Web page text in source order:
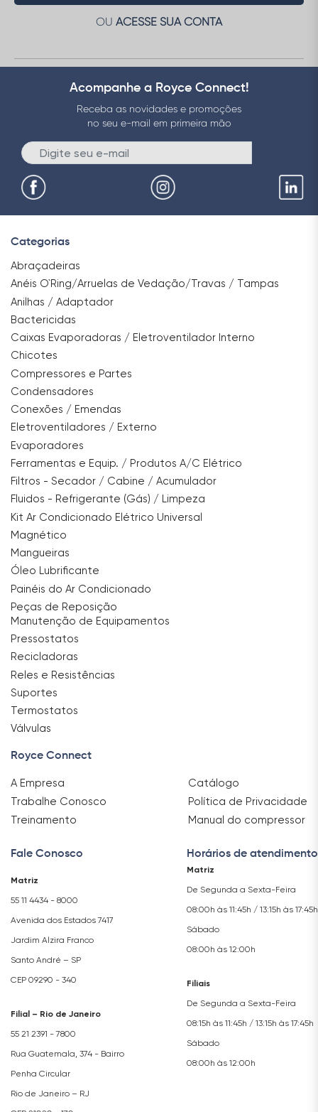
OU ACESSE SUA CONTA
Acompanhe a Royce Connect!
Receba as novidades e promoções
no seu e-mail em primeira mão
Categorias
Abraçadeiras
Anéis O`Ring/Arruelas de Vedação/Travas / Tampas
Anilhas / Adaptador
Bactericidas
Caixas Evaporadoras / Eletroventilador Interno
Chicotes
Compressores e Partes
Condensadores
Conexões / Emendas
Eletroventiladores / Externo
Evaporadores
Ferramentas e Equip. / Produtos A/C Elétrico
Filtros - Secador / Cabine / Acumulador
Fluidos - Refrigerante (Gás) / Limpeza
Kit Ar Condicionado Elétrico Universal
Magnético
Mangueiras
Óleo Lubrificante
Painéis do Ar Condicionado
Peças de Reposição
Manutenção de Equipamentos
Pressostatos
Recicladoras
Reles e Resistências
Suportes
Termostatos
Válvulas
Royce Connect
A Empresa
Trabalhe Conosco
Treinamento
Catálogo
Política de Privacidade
Manual do compressor
Fale Conosco
Matriz
55 11 4434 - 8000
Avenida dos Estados 7417
Jardim Alzira Franco
Santo André – SP
CEP 09290 - 340
Filial – Rio de Janeiro
55 21 2391 - 7800
Rua Guatemala, 374 - Bairro
Penha Circular
Rio de Janeiro – RJ
Horários de atendimento
Matriz
De Segunda a Sexta-Feira
08:00h às 11:45h / 13:15h às 17:45h
Sábado
08:00h às 12:00h
Filiais
De Segunda a Sexta-Feira
08:15h às 11:45h / 13:15h às 17:45h
Sábado
08:00h às 12:00h